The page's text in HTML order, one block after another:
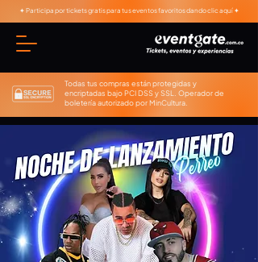
✦ Participa por tickets gratis para tus eventos favoritos dando clic aquí ✦
Todas tus compras están protegidas y
encriptadas bajo PCI DSS y SSL. Operador de
boletería autorizado por MinCultura.